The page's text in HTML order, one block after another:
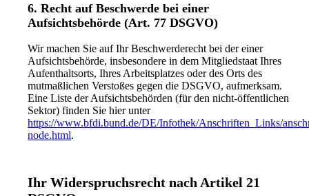
6. Recht auf Beschwerde bei einer
Aufsichtsbehörde (Art. 77 DSGVO)
Wir machen Sie auf Ihr Beschwerderecht bei der einer
Aufsichtsbehörde, insbesondere in dem Mitgliedstaat Ihres
Aufenthaltsorts, Ihres Arbeitsplatzes oder des Orts des
mutmaßlichen Verstoßes gegen die DSGVO, aufmerksam.
Eine Liste der Aufsichtsbehörden (für den nicht-öffentlichen
Sektor) finden Sie hier unter
https://www.bfdi.bund.de/DE/Infothek/Anschriften_Links/
node.html.
Ihr Widerspruchsrecht nach Artikel 21